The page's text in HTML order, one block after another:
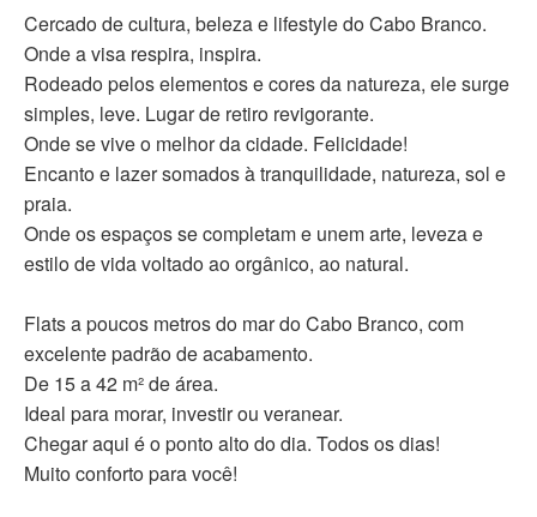
Cercado de cultura, beleza e lifestyle do Cabo Branco.
Onde a visa respira, inspira.
Rodeado pelos elementos e cores da natureza, ele surge
simples, leve. Lugar de retiro revigorante.
Onde se vive o melhor da cidade. Felicidade!
Encanto e lazer somados à tranquilidade, natureza, sol e
praia.
Onde os espaços se completam e unem arte, leveza e
estilo de vida voltado ao orgânico, ao natural.
Flats a poucos metros do mar do Cabo Branco, com
excelente padrão de acabamento.
De 15 a 42 m² de área.
Ideal para morar, investir ou veranear.
Chegar aqui é o ponto alto do dia. Todos os dias!
Muito conforto para você!